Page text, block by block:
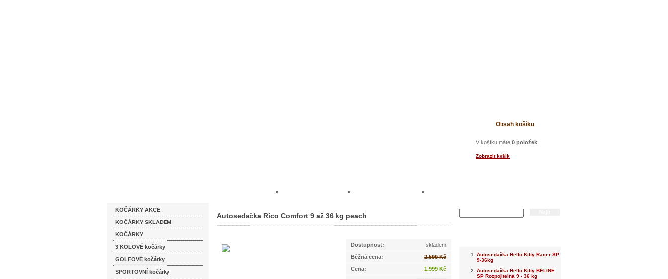
Obsah košíku
V košíku máte 0 položek
Zobrazit košík
KOČÁRKY AKCE
KOČÁRKY SKLADEM
KOČÁRKY
3 KOLOVÉ kočárky
GOLFOVÉ kočárky
SPORTOVNÍ kočárky
» » »
Autosedačka Rico Comfort 9 až 36 kg peach
Autosedačka Rico Comfort 9 až 36 kg peach
Dostupnost:
skladem
Běžná cena:
2.599 Kč
Cena:
1.999 Kč
Autosedačka Hello Kitty Racer SP
9-36kg
Autosedačka Hello Kitty BELINE
SP Rozpojitelná 9 - 36 kg